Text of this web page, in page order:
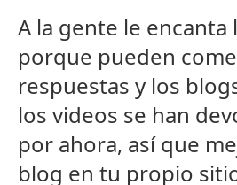
A la gente le encanta
porque pueden
respuestas y los
los videos se han
por ahora, así que
blog en tu propio